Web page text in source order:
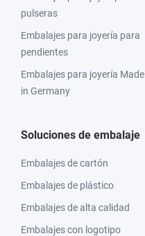
pulseras
Embalajes para joyería para
pendientes
Embalajes para joyería Made
in Germany
Soluciones de embalaje
Embalajes de cartón
Embalajes de plástico
Embalajes de alta calidad
Embalajes con logotipo